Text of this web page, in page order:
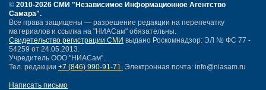
© 2010-2026 СМИ "Независимое Информационное Агентство
Самара".
Все права защищены — разрешение редакции на перепечатку
материалов и ссылка на "НИАСам" обязательны.
Свидетельство регистрации СМИ выдано Роскомнадзор: ЭЛ № ФС 77 -
54259 от 24.05.2013.
Учредитель ООО "НИАСам".
Тел. редакции +7 (846) 990-91-71. Электронная почта: info@niasam.ru
Написать письмо